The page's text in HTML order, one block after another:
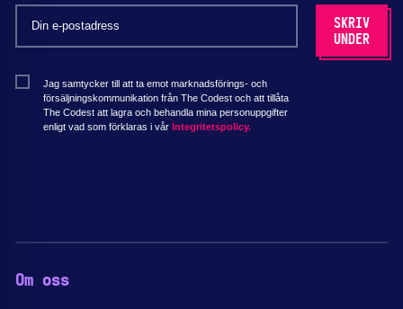
Jag samtycker till att ta emot marknadsförings- och
försäljningskommunikation från The Codest och att tillåta
The Codest att lagra och behandla mina personuppgifter
enligt vad som förklaras i vår Integritetspolicy.
Om oss